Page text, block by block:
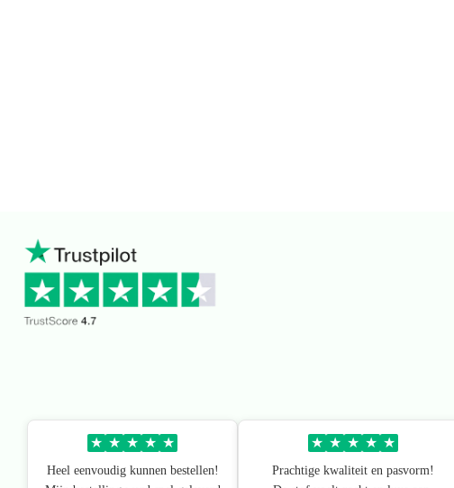
★ ★ ★ ★ ★
Heel eenvoudig kunnen bestellen!
★ ★ ★ ★ ★
Prachtige kwaliteit en pasvorm!